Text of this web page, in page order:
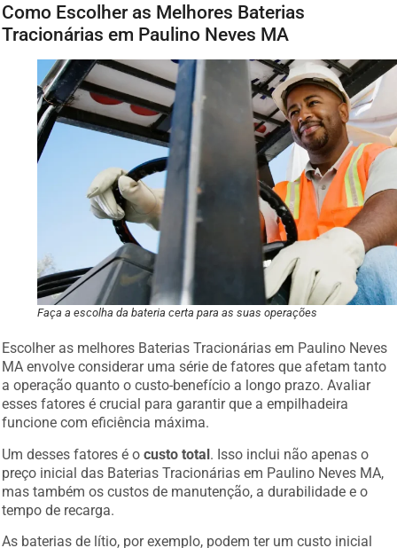
Como Escolher as Melhores Baterias
Tracionárias em Paulino Neves MA
Faça a escolha da bateria certa para as suas operações
Escolher as melhores Baterias Tracionárias em Paulino Neves
MA envolve considerar uma série de fatores que afetam tanto
a operação quanto o custo-benefício a longo prazo. Avaliar
esses fatores é crucial para garantir que a empilhadeira
funcione com eficiência máxima.
Um desses fatores é ocusto total. Isso inclui não apenas o
preço inicial das Baterias Tracionárias em Paulino Neves MA,
mas também os custos de manutenção, a durabilidade e o
tempo de recarga.
As baterias de lítio, por exemplo, podem ter um custo inicial